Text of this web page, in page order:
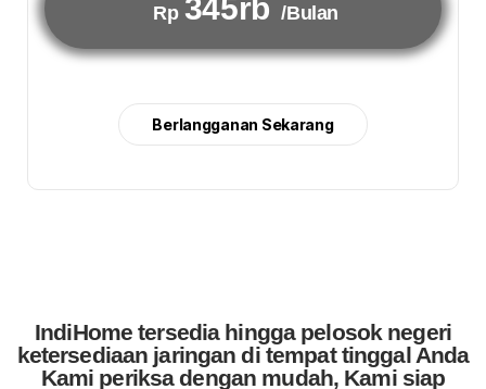
Rp 345rb /Bulan
Berlangganan Sekarang
IndiHome tersedia hingga pelosok negeri
ketersediaan jaringan di tempat tinggal Anda
Kami periksa dengan mudah, Kami siap